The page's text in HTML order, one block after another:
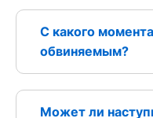
С какого
обвиняемым?
Может ли